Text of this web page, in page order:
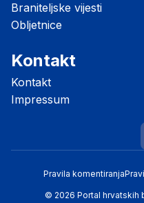
Braniteljske vijesti
Obljetnice
Kontakt
Kontakt
Impressum
Pravila komentiranja
© 2026 Portal hrvatskih